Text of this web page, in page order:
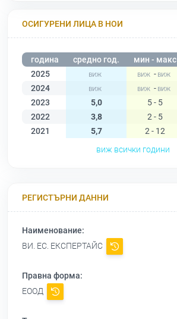
ОСИГУРЕНИ ЛИЦА В НОИ
година средно год. мин - макс
2025
-
2024
-
2023
5,0 5 - 5
2022
3,8 2 - 5
2021
5,7 2 - 12
виж всички години
РЕГИСТЪРНИ ДАННИ
Наименование:
ВИ. ЕС. ЕКСПЕРТАЙС
Правна форма:
ЕООД